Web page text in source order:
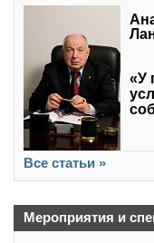
«У
Все статьи »
Мероприятия и